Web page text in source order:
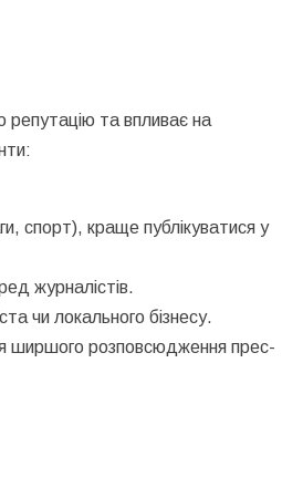
репутацію та впливає на
спорт), краще публікуватися у
журналістів.
чи локального бізнесу.
ширшого розповсюдження прес-